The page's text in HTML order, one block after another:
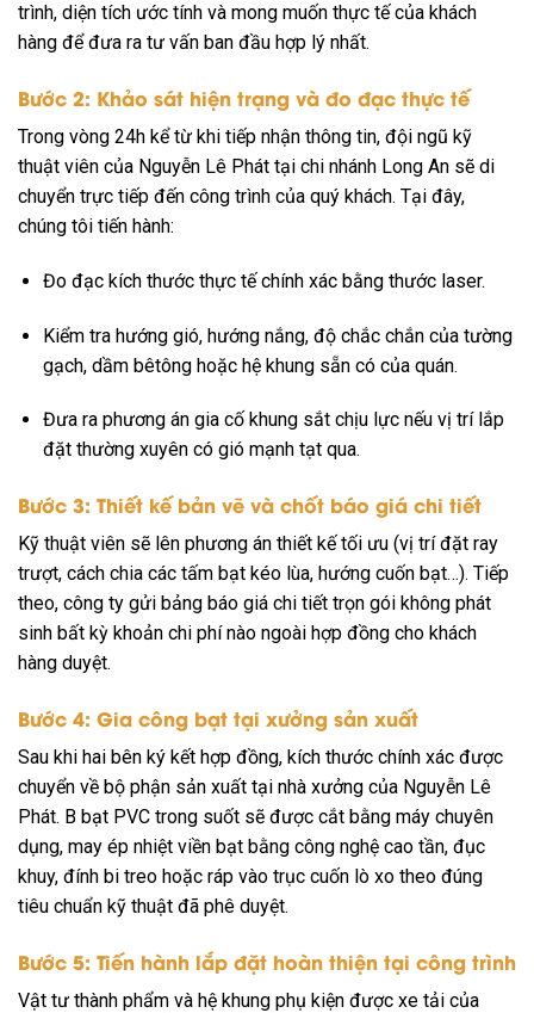
trình, diện tích ước tính và mong muốn thực tế của khách
hàng để đưa ra tư vấn ban đầu hợp lý nhất.
Bước 2: Khảo sát hiện trạng và đo đạc thực tế
Trong vòng 24h kể từ khi tiếp nhận thông tin, đội ngũ kỹ
thuật viên của Nguyễn Lê Phát tại chi nhánh Long An sẽ di
chuyển trực tiếp đến công trình của quý khách. Tại đây,
chúng tôi tiến hành:
Đo đạc kích thước thực tế chính xác bằng thước laser.
Kiểm tra hướng gió, hướng nắng, độ chắc chắn của tường
gạch, dầm bêtông hoặc hệ khung sẵn có của quán.
Đưa ra phương án gia cố khung sắt chịu lực nếu vị trí lắp
đặt thường xuyên có gió mạnh tạt qua.
Bước 3: Thiết kế bản vẽ và chốt báo giá chi tiết
Kỹ thuật viên sẽ lên phương án thiết kế tối ưu (vị trí đặt ray
trượt, cách chia các tấm bạt kéo lùa, hướng cuốn bạt…). Tiếp
theo, công ty gửi bảng báo giá chi tiết trọn gói không phát
sinh bất kỳ khoản chi phí nào ngoài hợp đồng cho khách
hàng duyệt.
Bước 4: Gia công bạt tại xưởng sản xuất
Sau khi hai bên ký kết hợp đồng, kích thước chính xác được
chuyển về bộ phận sản xuất tại nhà xưởng của Nguyễn Lê
Phát. B bạt PVC trong suốt sẽ được cắt bằng máy chuyên
dụng, may ép nhiệt viền bạt bằng công nghệ cao tần, đục
khuy, đính bi treo hoặc ráp vào trục cuốn lò xo theo đúng
tiêu chuẩn kỹ thuật đã phê duyệt.
Bước 5: Tiến hành lắp đặt hoàn thiện tại công trình
Vật tư thành phẩm và hệ khung phụ kiện được xe tải của